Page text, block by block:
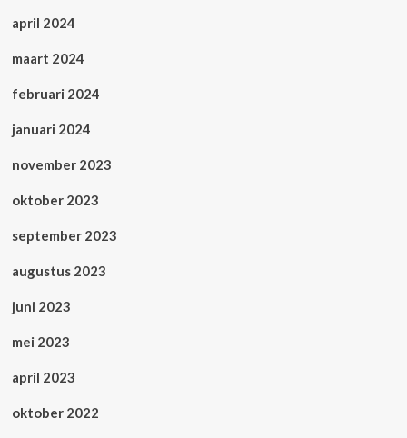
april 2024
maart 2024
februari 2024
januari 2024
november 2023
oktober 2023
september 2023
augustus 2023
juni 2023
mei 2023
april 2023
oktober 2022